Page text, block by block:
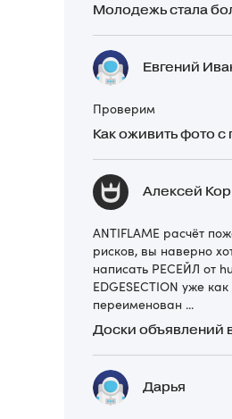
Евгений
Проверим
Алексей
ANTIFLAME расчёт
рисков, вы наверно
написать РЕСЕЙЛ от
EDGESECTION уже
переименован ...
Дарья